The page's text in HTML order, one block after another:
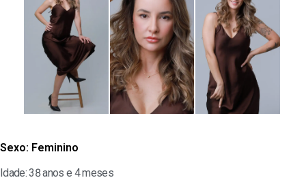
Sexo: Feminino
Idade: 38 anos e 4 meses